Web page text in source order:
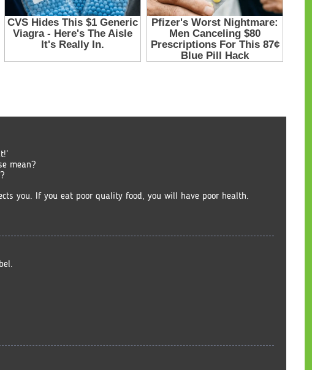
mean?
you. If you eat poor quality food, you will have poor health.